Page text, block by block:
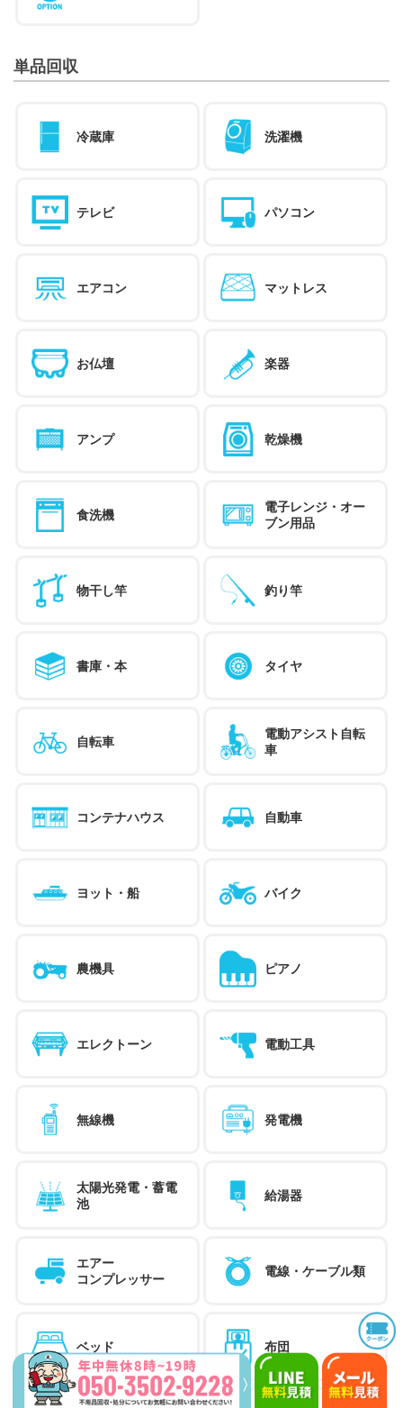
単品回収
冷蔵庫 洗濯機
テレビ パソコン
エアコン マットレス
お仏壇 楽器
アンプ 乾燥機
食洗機
電子レンジ・オー
ブン用品
物干し竿 釣り竿
書庫・本 タイヤ
自転車
電動アシスト自転
車
コンテナハウス 自動車
ヨット・船 バイク
農機具 ピアノ
エレクトーン 電動工具
無線機 発電機
太陽光発電・蓄電
池
給湯器
エアー
コンプレッサー
電線・ケーブル類
ベッド 布団